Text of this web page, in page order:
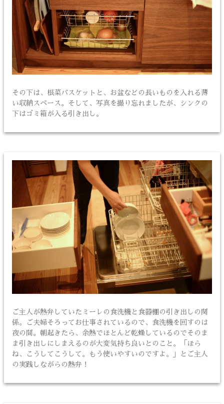
その下は、根菜バスケットと、お盆などの長いものを入れる薄
い収納スペース。そして、写真を撮り忘れましたが、シンクの
下はゴミ箱が入る引き出し。
ご主人が熱弁していたミーレの食洗機と食器棚の引き出しの関
係。ご夫婦そろってお仕事されているので、食洗機を回すのは
夜の間。朝起きたら、余熱でほとんど乾燥しているのでそのま
ま引き出しにしまえるのが大変気持ち良いとのこと。「ほら
ね、こうしてこうして。もう使いやすいのですよ。」とご主人
の実践しながらの熱弁！